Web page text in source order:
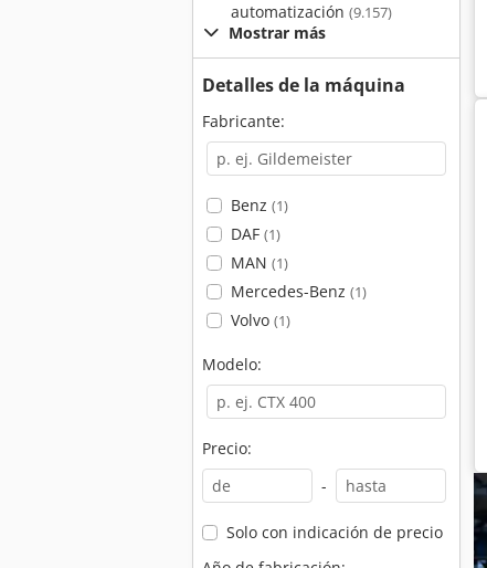
automatización (9.157)
Mostrar más
Detalles de la máquina
Fabricante:
Benz (1)
DAF (1)
MAN (1)
Mercedes-Benz (1)
Volvo (1)
Modelo:
Precio:
-
Solo con indicación de precio